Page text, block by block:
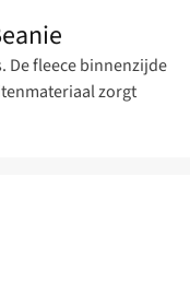
De fleece binnenzijde
zorgt